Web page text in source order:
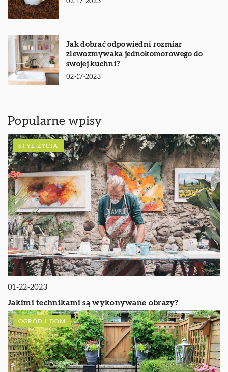
Jak dobrać odpowiedni rozmiar
zlewozmywaka jednokomorowego do
swojej kuchni?
02-17-2023
Popularne wpisy
STYL ŻYCIA
01-22-2023
Jakimi technikami są wykonywane obrazy?
OGRÓD I DOM